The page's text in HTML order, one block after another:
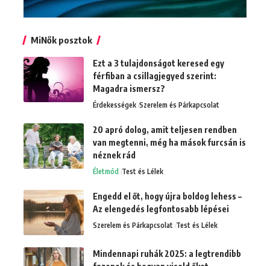
MiNők posztok
Ezt a 3 tulajdonságot keresed egy
férfiban a csillagjegyed szerint:
Magadra ismersz?
Érdekességek Szerelem és Párkapcsolat
20 apró dolog, amit teljesen rendben
van megtenni, még ha mások furcsán is
néznek rád
Életmód Test és Lélek
Engedd el őt, hogy újra boldog lehess –
Az elengedés legfontosabb lépései
Szerelem és Párkapcsolat Test és Lélek
Mindennapi ruhák 2025: a legtrendibb